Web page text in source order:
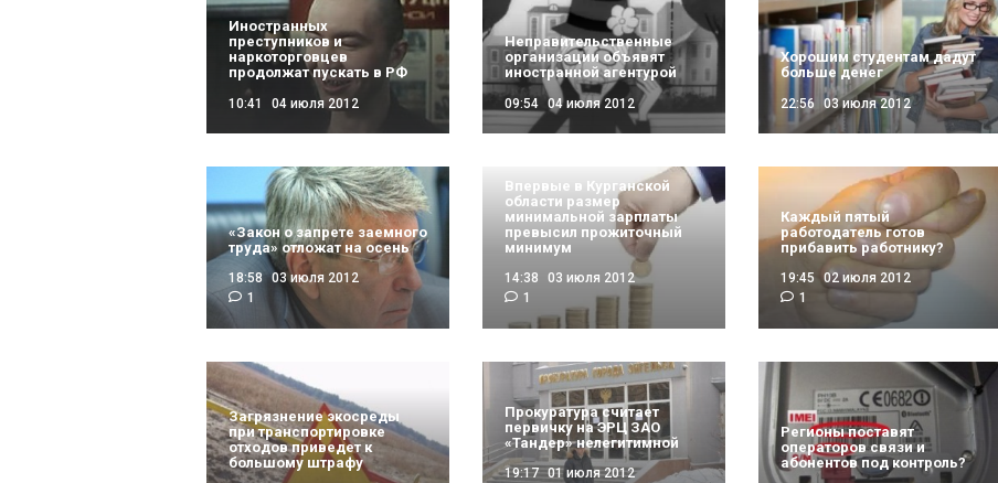
Иностранных
преступников и
наркоторговцев
продолжат пускать в РФ
10:41 04 июля 2012
Неправительственные
организации объявят
иностранной агентурой
09:54 04 июля 2012
Хорошим студентам дадут
больше денег
22:56 03 июля 2012
«Закон о запрете заемного
труда» отложат на осень
18:58 03 июля 2012
1
Впервые в Курганской
области размер
минимальной зарплаты
превысил прожиточный
минимум
14:38
03 июля 2012
1
Каждый пятый
работодатель готов
прибавить работнику?
19:45 02 июля 2012
1
Загрязнение экосреды
при транспортировке
отходов приведет к
большому штрафу
Прокуратура считает
первичку на ЭРЦ ЗАО
«Тандер» нелегитимной
19:17 01 июля 2012
Регионы поставят
операторов связи и
абонентов под контроль?